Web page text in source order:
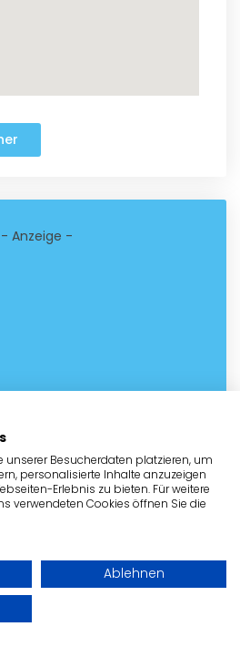
- Anzeige -
unserer Besucherdaten platzieren, um
personalisierte Inhalte anzuzeigen
Erlebnis zu bieten. Für weitere
verwendeten Cookies öffnen Sie die
Ablehnen